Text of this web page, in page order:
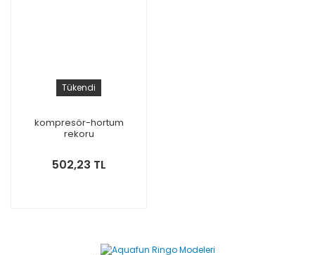
Tükendi
kompresör-hortum
rekoru
502,23 TL